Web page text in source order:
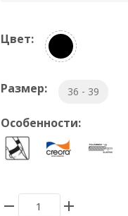
Цвет:
Размер: 36 - 39
Особенности: